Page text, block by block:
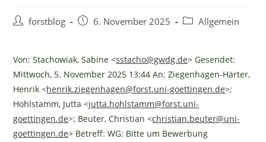
Beitrags-
forstblog
Beitrag6. November 2025
Beitrags-
Allgemein
Von: Stachowiak, Sabine <sstacho@gwdg.de> Gesendet:
Mittwoch, 5. November 2025 13:44 An: Ziegenhagen-Härter,
Henrik <henrik.ziegenhagen@forst.uni-goettingen.de>;
Hohlstamm, Jutta <jutta.hohlstamm@forst.uni-
goettingen.de>; Beuter, Christian <christian.beuter@uni-
goettingen.de> Betreff: WG: Bitte um Bewerbung